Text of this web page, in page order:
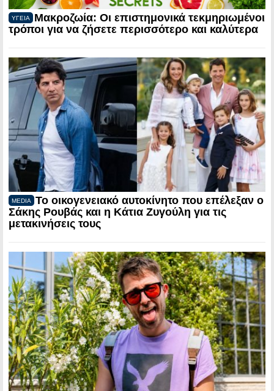
ΥΓΕΙΑ
Μακροζωία: Οι επιστημονικά τεκμηριωμένοι
τρόποι για να ζήσετε περισσότερο και καλύτερα
MEDIA
Το οικογενειακό αυτοκίνητο που επέλεξαν ο
Σάκης Ρουβάς και η Κάτια Ζυγούλη για τις
μετακινήσεις τους